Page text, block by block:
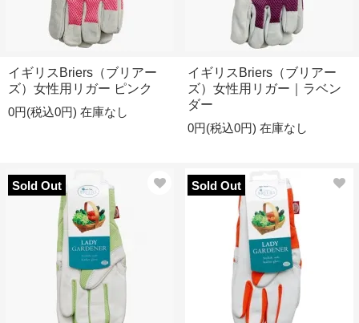
イギリスBriers（ブリアー
ズ）女性用リガー ピンク
0円(税込0円) 在庫なし
イギリスBriers（ブリアー
ズ）女性用リガー｜ラベン
ダー
0円(税込0円) 在庫なし
Sold Out Sold Out